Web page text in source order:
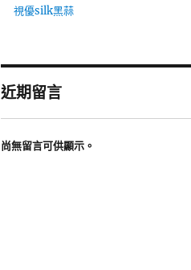
視優silk黑蒜
近期留言
尚無留言可供顯示。